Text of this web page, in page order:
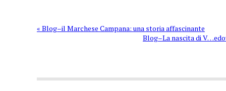
« Blog–il Marchese Campana: una storia affascinante
Blog–La nascita di